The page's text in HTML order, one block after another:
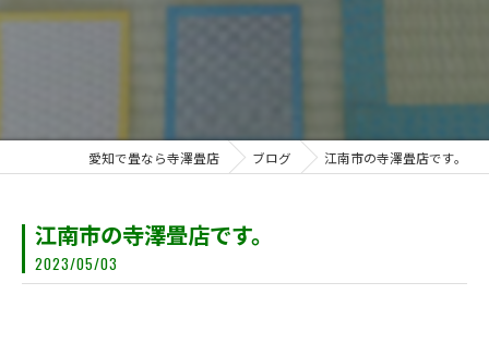
愛知で畳なら寺澤畳店 ブログ 江南市の寺澤畳店です。
江南市の寺澤畳店です。
2023/05/03